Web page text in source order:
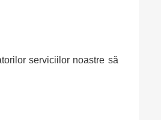
serviciilor noastre să